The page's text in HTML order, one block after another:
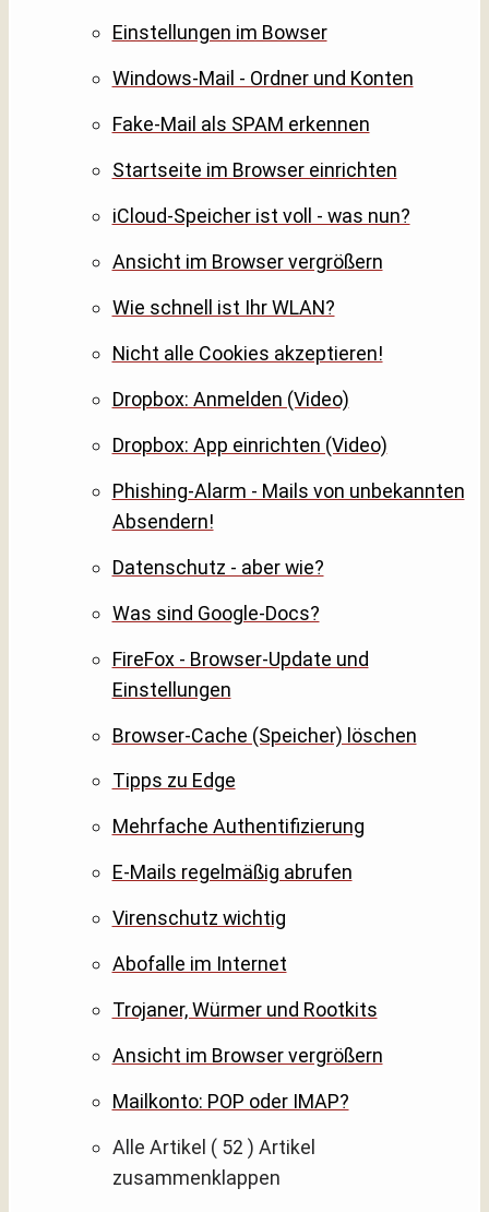
Einstellungen im Bowser
Windows-Mail - Ordner und Konten
Fake-Mail als SPAM erkennen
Startseite im Browser einrichten
iCloud-Speicher ist voll - was nun?
Ansicht im Browser vergrößern
Wie schnell ist Ihr WLAN?
Nicht alle Cookies akzeptieren!
Dropbox: Anmelden (Video)
Dropbox: App einrichten (Video)
Phishing-Alarm - Mails von unbekannten
Absendern!
Datenschutz - aber wie?
Was sind Google-Docs?
FireFox - Browser-Update und
Einstellungen
Browser-Cache (Speicher) löschen
Tipps zu Edge
Mehrfache Authentifizierung
E-Mails regelmäßig abrufen
Virenschutz wichtig
Abofalle im Internet
Trojaner, Würmer und Rootkits
Ansicht im Browser vergrößern
Mailkonto: POP oder IMAP?
Alle Artikel ( 52 ) Artikel
zusammenklappen